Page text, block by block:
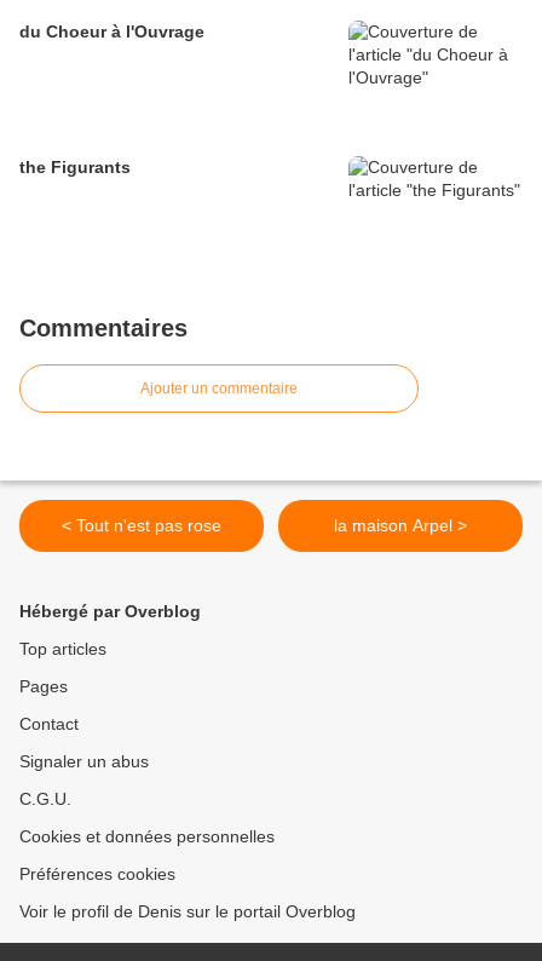
du Choeur à l'Ouvrage
the Figurants
Commentaires
Ajouter un commentaire
< Tout n'est pas rose la maison Arpel >
Hébergé par Overblog
Top articles
Pages
Contact
Signaler un abus
C.G.U.
Cookies et données personnelles
Préférences cookies
Voir le profil de Denis sur le portail Overblog